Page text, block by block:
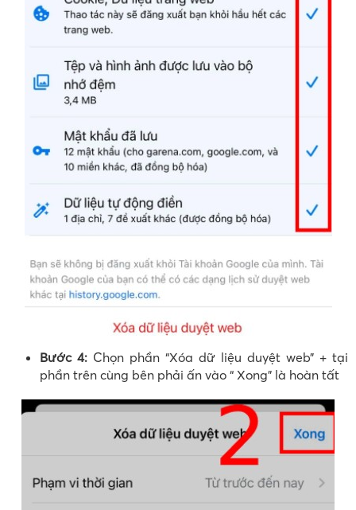
Bước 4: Chọn phần “Xóa dữ liệu duyệt web” + tại
phần trên cùng bên phải ấn vào “ Xong” là hoàn tất